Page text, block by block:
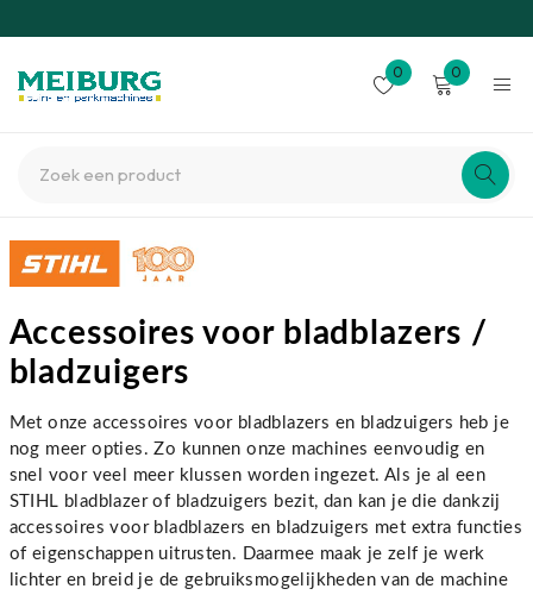
0 0
Accessoires voor bladblazers /
bladzuigers
Met onze accessoires voor bladblazers en bladzuigers heb je
nog meer opties. Zo kunnen onze machines eenvoudig en
snel voor veel meer klussen worden ingezet. Als je al een
STIHL bladblazer of bladzuigers bezit, dan kan je die dankzij
accessoires voor bladblazers en bladzuigers met extra functies
of eigenschappen uitrusten. Daarmee maak je zelf je werk
lichter en breid je de gebruiksmogelijkheden van de machine